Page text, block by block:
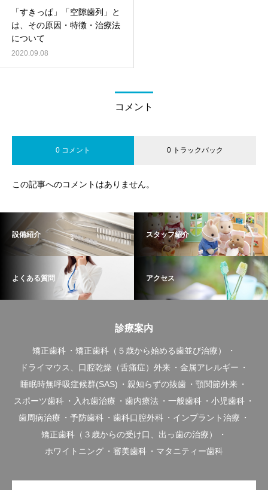
「すきっぱ」「空隙歯列」と
は、その原因・特徴・治療法
について
2020.09.08
コメント
0 コメント 0 トラックバック
この記事へのコメントはありません。
設備紹介 スタッフ紹介
よくある質問 アクセス
診療案内
矯正歯科
矯正歯科（５歳から始める歯並び治療）
ドライマウス、口腔乾燥（舌痛症）外来
金属アレルギー
睡眠時無呼吸症候群(SAS)
親知らずの抜歯
顎関節外来
スポーツ歯科
入れ歯治療 歯内療法 一般歯科
小児歯科
歯周病治療
予防歯科 歯科口腔外科
インプラント治療
矯正歯科（３歳からの受け口、出っ歯の治療）
ホワイトニング
審美歯科 マタニティー歯科